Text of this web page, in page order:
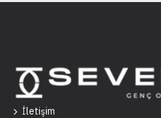
İletişim